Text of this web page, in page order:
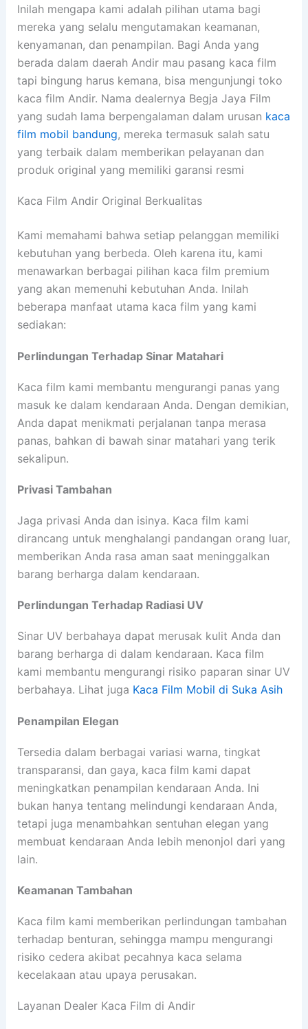
Inilah mengapa kami adalah pilihan utama bagi
mereka yang selalu mengutamakan keamanan,
kenyamanan, dan penampilan. Bagi Anda yang
berada dalam daerah Andir mau pasang kaca film
tapi bingung harus kemana, bisa mengunjungi toko
kaca film Andir. Nama dealernya Begja Jaya Film
yang sudah lama berpengalaman dalam urusan kaca
film mobil bandung, mereka termasuk salah satu
yang terbaik dalam memberikan pelayanan dan
produk original yang memiliki garansi resmi
Kaca Film Andir Original Berkualitas
Kami memahami bahwa setiap pelanggan memiliki
kebutuhan yang berbeda. Oleh karena itu, kami
menawarkan berbagai pilihan kaca film premium
yang akan memenuhi kebutuhan Anda. Inilah
beberapa manfaat utama kaca film yang kami
sediakan:
Perlindungan Terhadap Sinar Matahari
Kaca film kami membantu mengurangi panas yang
masuk ke dalam kendaraan Anda. Dengan demikian,
Anda dapat menikmati perjalanan tanpa merasa
panas, bahkan di bawah sinar matahari yang terik
sekalipun.
Privasi Tambahan
Jaga privasi Anda dan isinya. Kaca film kami
dirancang untuk menghalangi pandangan orang luar,
memberikan Anda rasa aman saat meninggalkan
barang berharga dalam kendaraan.
Perlindungan Terhadap Radiasi UV
Sinar UV berbahaya dapat merusak kulit Anda dan
barang berharga di dalam kendaraan. Kaca film
kami membantu mengurangi risiko paparan sinar UV
berbahaya. Lihat juga Kaca Film Mobil di Suka Asih
Penampilan Elegan
Tersedia dalam berbagai variasi warna, tingkat
transparansi, dan gaya, kaca film kami dapat
meningkatkan penampilan kendaraan Anda. Ini
bukan hanya tentang melindungi kendaraan Anda,
tetapi juga menambahkan sentuhan elegan yang
membuat kendaraan Anda lebih menonjol dari yang
lain.
Keamanan Tambahan
Kaca film kami memberikan perlindungan tambahan
terhadap benturan, sehingga mampu mengurangi
risiko cedera akibat pecahnya kaca selama
kecelakaan atau upaya perusakan.
Layanan Dealer Kaca Film di Andir